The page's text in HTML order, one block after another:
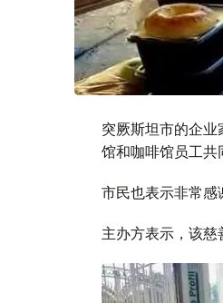
突厥斯坦市的企
馆和咖啡馆员工共
市民也表示非常感
主办方表示，该慈